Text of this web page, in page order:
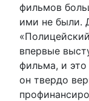
фильмов
ими не были.
впервые
фильма, и
он твердо